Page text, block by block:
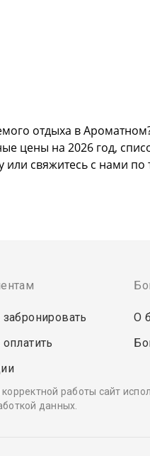
отдыха в
цены на 2026 год,
или свяжитесь с нами
забронировать
О
работы сайт
данных.